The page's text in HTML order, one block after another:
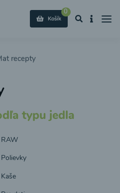
0
Košík
recepty
typu jedla
RAW
Polievky
Kaše